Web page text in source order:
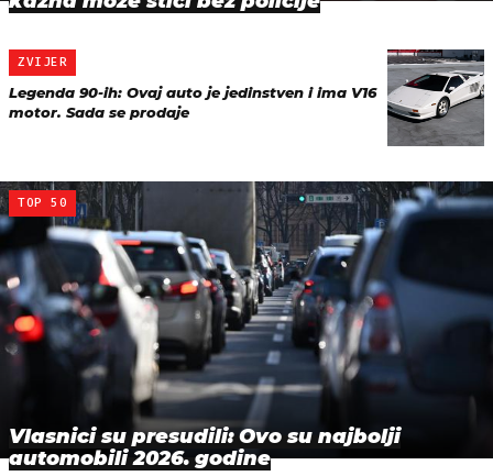
ZVIJER
Legenda 90-ih: Ovaj auto je jedinstven i ima V16
motor. Sada se prodaje
TOP 50
Vlasnici su presudili: Ovo su najbolji
automobili 2026. godine